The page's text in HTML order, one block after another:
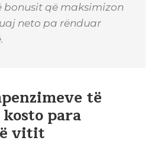
që maksimizon
neto pa rënduar
të
para
vitit